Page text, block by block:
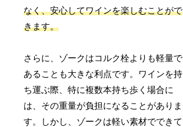
なく、安心してワインを楽しむことがで
きます。
さらに、ゾークはコルク栓よりも軽量で
あることも大きな利点です。ワインを持
ち運ぶ際、特に複数本持ち歩く場合に
は、その重量が負担になることがありま
す。しかし、ゾークは軽い素材でできて